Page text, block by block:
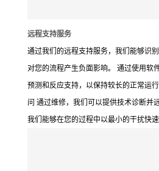
远程支持服务
通过我们的远程支持服务，我们能够识
对您的流程产生负面影响。 通过使用软
预测和反应支持，以保持较长的正常运
问 通过维修，我们可以提供技术诊断并
我们能够在您的过程中以最小的干扰快速